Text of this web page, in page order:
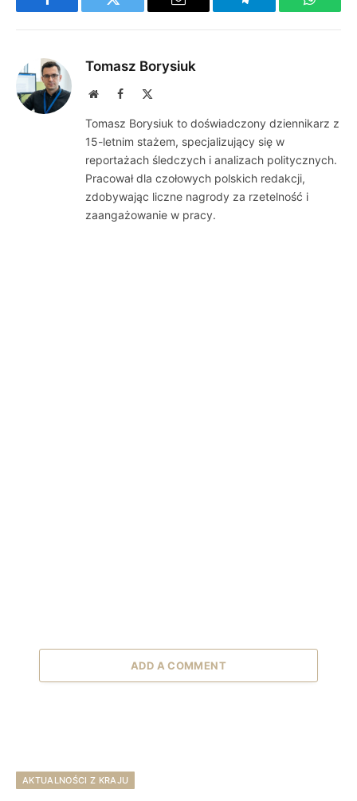
Facebook Twitter Email Telegram
Tomasz Borysiuk
WebsiteFacebook
Tomasz Borysiuk to doświadczony dziennikarz z
15-letnim stażem, specjalizujący się w
reportażach śledczych i analizach politycznych.
Pracował dla czołowych polskich redakcji,
zdobywając liczne nagrody za rzetelność i
zaangażowanie w pracy.
ADD A COMMENT
AKTUALNOŚCI Z KRAJU